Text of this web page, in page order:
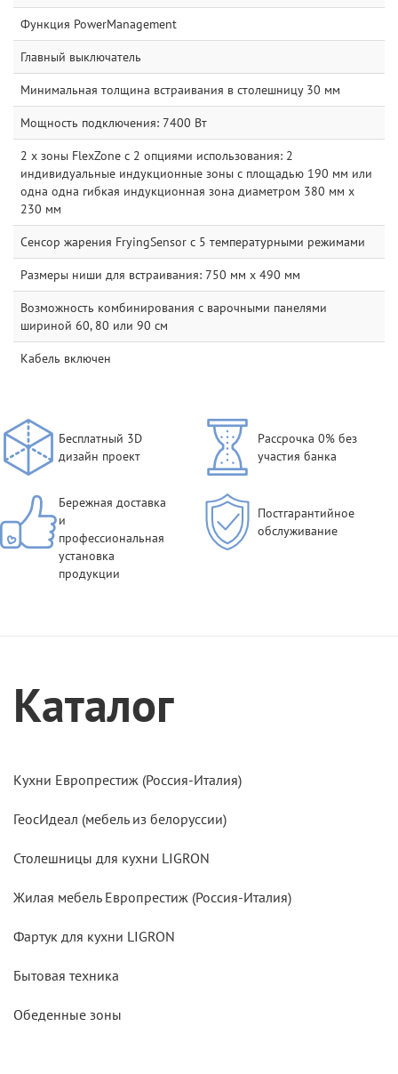
Функция PowerManagement
Главный выключатель
Минимальная толщина встраивания в столешницу 30 мм
Мощность подключения: 7400 Вт
2 x зоны FlexZone с 2 опциями использования: 2
индивидуальные индукционные зоны с площадью 190 мм или
одна одна гибкая индукционная зона диаметром 380 мм x
230 мм
Сенсор жарения FryingSensor c 5 температурными режимами
Размеры ниши для встраивания: 750 мм x 490 мм
Возможность комбинирования с варочными панелями
шириной 60, 80 или 90 см
Кабель включен
Бесплатный 3D
дизайн проект
Рассрочка 0% без
участия банка
Бережная доставка
и
профессиональная
установка
продукции
Постгарантийное
обслуживание
Каталог
Кухни Европрестиж (Россия-Италия)
ГеосИдеал (мебель из белоруссии)
Столешницы для кухни LIGRON
Жилая мебель Европрестиж (Россия-Италия)
Фартук для кухни LIGRON
Бытовая техника
Обеденные зоны